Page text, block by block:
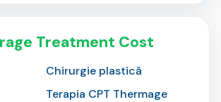
Treatment Cost
Chirurgie plastică
Terapia CPT Thermage